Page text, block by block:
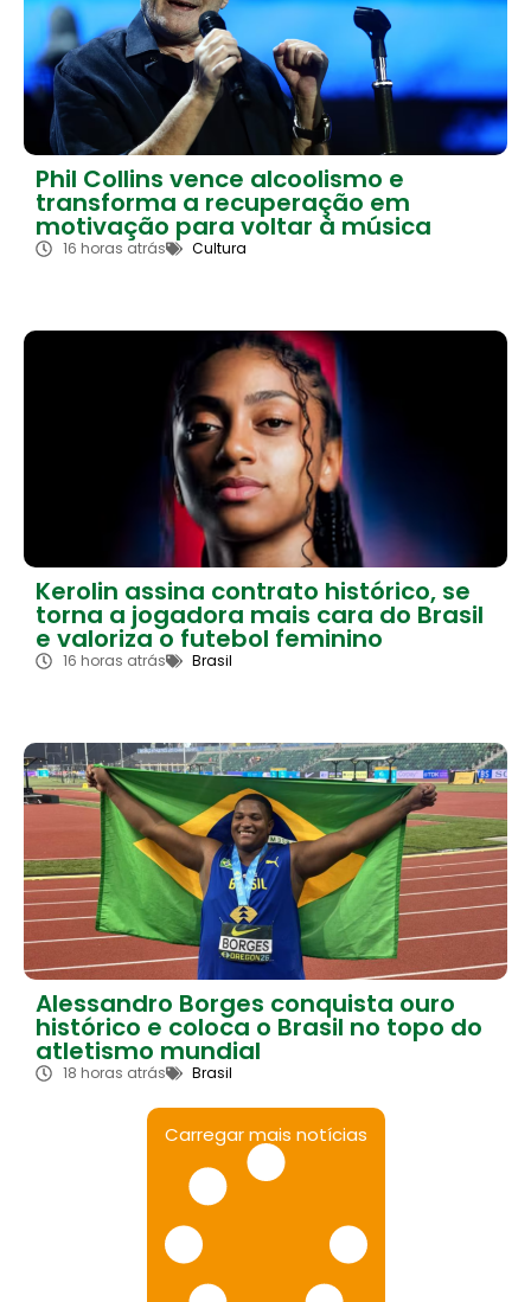
Phil Collins vence alcoolismo e
transforma a recuperação em
motivação para voltar à música
16 horas atrás Cultura
Kerolin assina contrato histórico, se
torna a jogadora mais cara do Brasil
e valoriza o futebol feminino
16 horas atrás Brasil
Alessandro Borges conquista ouro
histórico e coloca o Brasil no topo do
atletismo mundial
18 horas atrás Brasil
Carregar mais notícias